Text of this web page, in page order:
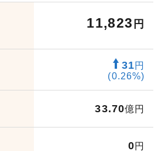
11,823 円
31円
(0.26%)
33.70億円
0円